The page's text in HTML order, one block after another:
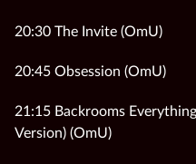
20:30 The Invite (OmU)
20:45 Obsession (OmU)
21:15 Backrooms
Version) (OmU)